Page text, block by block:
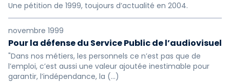
Une pétition de 1999, toujours d’actualité en 2004.
novembre 1999
Pour la défense du Service Public de l’audiovisuel
"Dans nos métiers, les personnels ce n’est pas que de
l’emploi, c’est aussi une valeur ajoutée inestimable pour
garantir, l’indépendance, la (…)